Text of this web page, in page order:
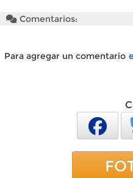
Comentarios:
Para agregar un comentario